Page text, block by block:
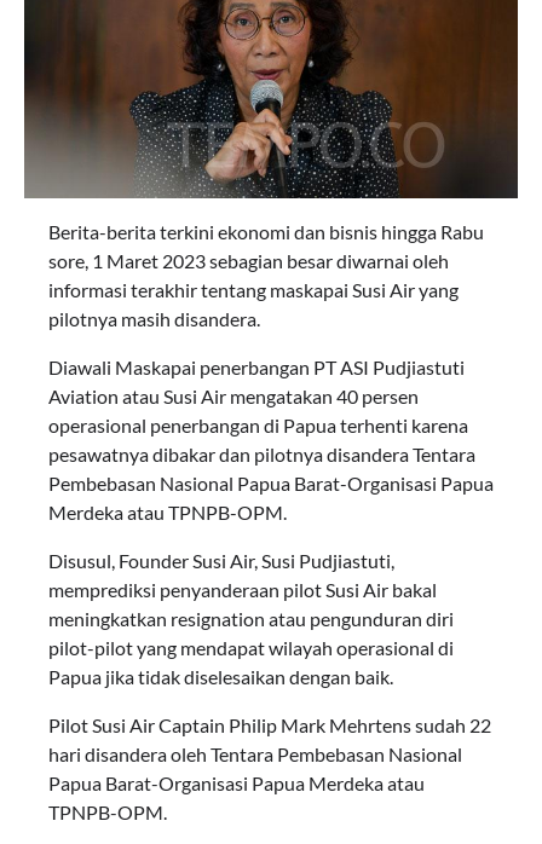
Berita-berita terkini ekonomi dan bisnis hingga Rabu
sore, 1 Maret 2023 sebagian besar diwarnai oleh
informasi terakhir tentang maskapai Susi Air yang
pilotnya masih disandera.
Diawali Maskapai penerbangan PT ASI Pudjiastuti
Aviation atau Susi Air mengatakan 40 persen
operasional penerbangan di Papua terhenti karena
pesawatnya dibakar dan pilotnya disandera Tentara
Pembebasan Nasional Papua Barat-Organisasi Papua
Merdeka atau TPNPB-OPM.
Disusul, Founder Susi Air, Susi Pudjiastuti,
memprediksi penyanderaan pilot Susi Air bakal
meningkatkan resignation atau pengunduran diri
pilot-pilot yang mendapat wilayah operasional di
Papua jika tidak diselesaikan dengan baik.
Pilot Susi Air Captain Philip Mark Mehrtens sudah 22
hari disandera oleh Tentara Pembebasan Nasional
Papua Barat-Organisasi Papua Merdeka atau
TPNPB-OPM.